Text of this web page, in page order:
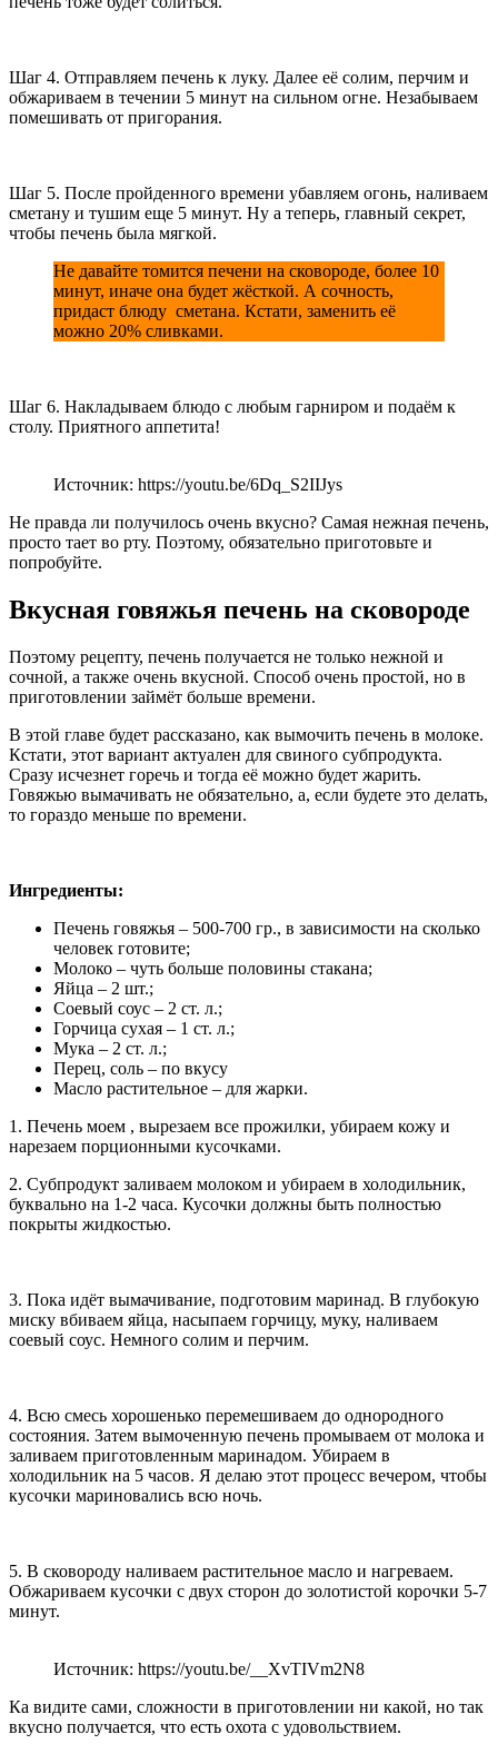
Шаг 4. Отправляем печень к луку. Далее её солим, перчим и
обжариваем в течении 5 минут на сильном огне. Незабываем
помешивать от пригорания.
Шаг 5. После пройденного времени убавляем огонь, наливаем
сметану и тушим еще 5 минут. Ну а теперь, главный секрет,
чтобы печень была мягкой.
Не давайте томится печени на сковороде, более 10
минут, иначе она будет жёсткой. А сочность,
придаст блюду сметана. Кстати, заменить её
можно 20% сливками.
Шаг 6. Накладываем блюдо с любым гарниром и подаём к
столу. Приятного аппетита!
Источник: https://youtu.be/6Dq_S2IIJys
Не правда ли получилось очень вкусно? Самая нежная печень,
просто тает во рту. Поэтому, обязательно приготовьте и
попробуйте.
Вкусная говяжья печень на сковороде
Поэтому рецепту, печень получается не только нежной и
сочной, а также очень вкусной. Способ очень простой, но в
приготовлении займёт больше времени.
В этой главе будет рассказано, как вымочить печень в молоке.
Кстати, этот вариант актуален для свиного субпродукта.
Сразу исчезнет горечь и тогда её можно будет жарить.
Говяжью вымачивать не обязательно, а, если будете это делать,
то гораздо меньше по времени.
Ингредиенты:
Печень говяжья – 500-700 гр., в зависимости на сколько
человек готовите;
Молоко – чуть больше половины стакана;
Яйца – 2 шт.;
Соевый соус – 2 ст. л.;
Горчица сухая – 1 ст. л.;
Мука – 2 ст. л.;
Перец, соль – по вкусу
Масло растительное – для жарки.
1. Печень моем , вырезаем все прожилки, убираем кожу и
нарезаем порционными кусочками.
2. Субпродукт заливаем молоком и убираем в холодильник,
буквально на 1-2 часа. Кусочки должны быть полностью
покрыты жидкостью.
3. Пока идёт вымачивание, подготовим маринад. В глубокую
миску вбиваем яйца, насыпаем горчицу, муку, наливаем
соевый соус. Немного солим и перчим.
4. Всю смесь хорошенько перемешиваем до однородного
состояния. Затем вымоченную печень промываем от молока и
заливаем приготовленным маринадом. Убираем в
холодильник на 5 часов. Я делаю этот процесс вечером, чтобы
кусочки мариновались всю ночь.
5. В сковороду наливаем растительное масло и нагреваем.
Обжариваем кусочки с двух сторон до золотистой корочки 5-7
минут.
Источник: https://youtu.be/__XvTIVm2N8
Ка видите сами, сложности в приготовлении ни какой, но так
вкусно получается, что есть охота с удовольствием.